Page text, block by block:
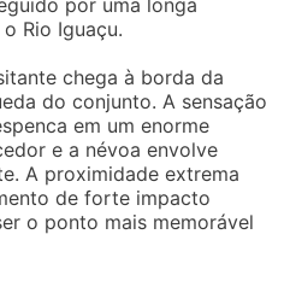
por uma longa
Rio Iguaçu.
chega à borda da
do conjunto. A sensação
em um enorme
e a névoa envolve
A proximidade extrema
de forte impacto
o ponto mais memorável